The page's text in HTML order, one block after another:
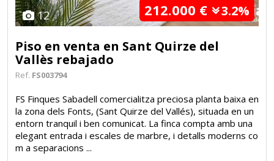
12 212.000 € 3.2%
Piso en venta en Sant Quirze del
Vallès rebajado
Ref. FS003794
FS Finques Sabadell comercialitza preciosa planta baixa en
la zona dels Fonts, (Sant Quirze del Vallés), situada en un
entorn tranquil i ben comunicat. La finca compta amb una
elegant entrada i escales de marbre, i detalls moderns co
m a separacions ...